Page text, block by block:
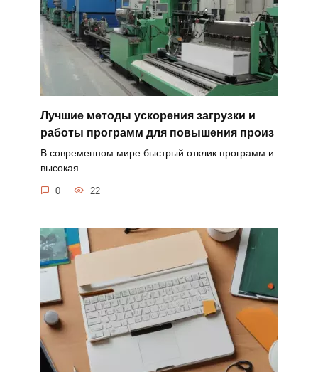
Лучшие методы ускорения загрузки и
работы программ для повышения произ
В современном мире быстрый отклик программ и
высокая
0 22